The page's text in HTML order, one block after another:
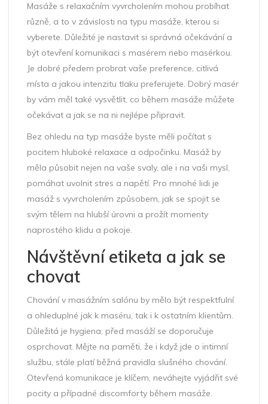
Masáže s relaxačním vyvrcholením mohou probíhat
různě, a to v závislosti na typu masáže, kterou si
vyberete. Důležité je nastavit si správná očekávání a
být otevření komunikaci s masérem nebo masérkou.
Je dobré předem probrat vaše preference, citlivá
místa a jakou intenzitu tlaku preferujete. Dobrý masér
by vám měl také vysvětlit, co během masáže můžete
očekávat a jak se na ni nejlépe připravit.
Bez ohledu na typ masáže byste měli počítat s
pocitem hluboké relaxace a odpočinku. Masáž by
měla působit nejen na vaše svaly, ale i na vaši mysl,
pomáhat uvolnit stres a napětí. Pro mnohé lidi je
masáž s vyvrcholením způsobem, jak se spojit se
svým tělem na hlubší úrovni a prožít momenty
naprostého klidu a pokoje.
Návštěvní etiketa a jak se
chovat
Chování v masážním salónu by mělo být respektfulní
a ohleduplné jak k maséru, tak i k ostatním klientům.
Důležitá je hygiena; před masáží se doporučuje
osprchovat. Mějte na paměti, že i když jde o intimní
službu, stále platí běžná pravidla slušného chování.
Otevřená komunikace je klíčem, neváhejte vyjádřit své
pocity a případné discomforty během masáže.